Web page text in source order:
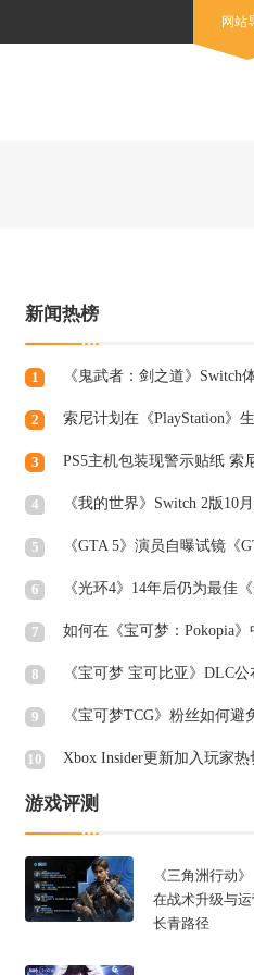
网站
新闻热榜
1
2
3
4
5
6 《光环4》14年后仍为最佳
7 如何在《宝可梦：Pokopia
8
9
10
游戏评测
《三角洲行动
在战术升级与
长青路径